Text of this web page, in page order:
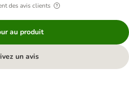
des avis clients
au produit
un avis